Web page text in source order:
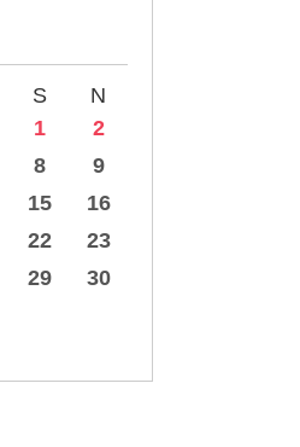
S
N
1
2
8
9
15
16
22
23
29
30